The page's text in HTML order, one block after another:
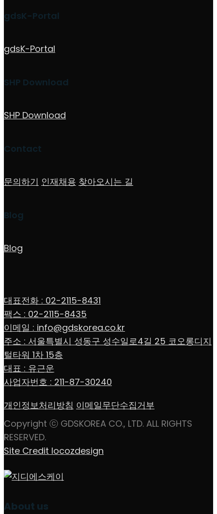
gdsK-Portal
gdsK-Portal
SHP Download
SHP Download
Contact
문의하기 인재채용 찾아오시는 길
Blog
Blog
대표전화 : 02-2115-8431
팩스 : 02-2115-8435
이메일 : info@gdskorea.co.kr
주소 : 서울특별시 성동구 성수일로4길 25 코오롱디지
털타워 1차 15층
대표 : 유근운
사업자번호 : 211-87-30240
개인정보처리방침 이메일무단수집거부
Copyright ⓒ GDSKOREA CO., LTD. ALL RIGHTS
RESERVED.
Site Credit locozdesign
About us